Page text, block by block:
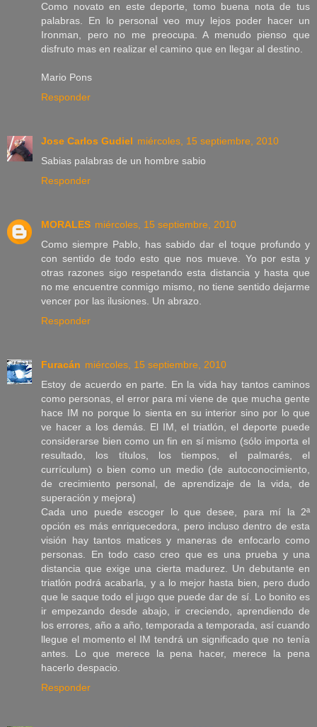
Como novato en este deporte, tomo buena nota de tus
palabras. En lo personal veo muy lejos poder hacer un
Ironman, pero no me preocupa. A menudo pienso que
disfruto mas en realizar el camino que en llegar al destino.
Mario Pons
Responder
Jose Carlos Gudiel miércoles, 15 septiembre, 2010
Sabias palabras de un hombre sabio
Responder
MORALES miércoles, 15 septiembre, 2010
Como siempre Pablo, has sabido dar el toque profundo y
con sentido de todo esto que nos mueve. Yo por esta y
otras razones sigo respetando esta distancia y hasta que
no me encuentre conmigo mismo, no tiene sentido dejarme
vencer por las ilusiones. Un abrazo.
Responder
Furacán miércoles, 15 septiembre, 2010
Estoy de acuerdo en parte. En la vida hay tantos caminos
como personas, el error para mí viene de que mucha gente
hace IM no porque lo sienta en su interior sino por lo que
ve hacer a los demás. El IM, el triatlón, el deporte puede
considerarse bien como un fin en sí mismo (sólo importa el
resultado, los títulos, los tiempos, el palmarés, el
currículum) o bien como un medio (de autoconocimiento,
de crecimiento personal, de aprendizaje de la vida, de
superación y mejora)
Cada uno puede escoger lo que desee, para mí la 2ª
opción es más enriquecedora, pero incluso dentro de esta
visión hay tantos matices y maneras de enfocarlo como
personas. En todo caso creo que es una prueba y una
distancia que exige una cierta madurez. Un debutante en
triatlón podrá acabarla, y a lo mejor hasta bien, pero dudo
que le saque todo el jugo que puede dar de sí. Lo bonito es
ir empezando desde abajo, ir creciendo, aprendiendo de
los errores, año a año, temporada a temporada, así cuando
llegue el momento el IM tendrá un significado que no tenía
antes. Lo que merece la pena hacer, merece la pena
hacerlo despacio.
Responder